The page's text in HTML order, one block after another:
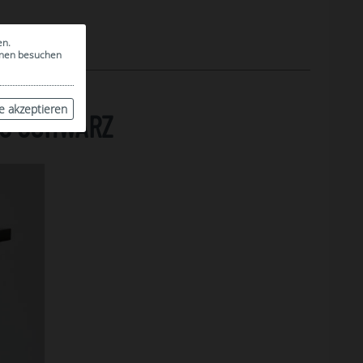
besuchen
akzeptieren
SCHWARZ